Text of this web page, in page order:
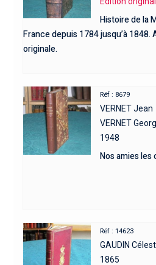
Histoire de la
France depuis 1784 jusqu’à 1848.
originale.
Réf : 8679
VERNET Jean
VERNET
1948
Nos amies les
Réf : 14623
GAUDIN
1865